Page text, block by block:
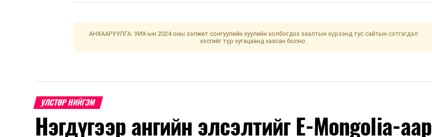
АНХААРУУЛГА: УИХ-ын 2024 оны ээлжит сонгуулийн хуулийн холбогдох заалтын хүрээнд тус сайтын сэтгэгдэл
хэсгийг түр хугацаанд хаасан болно.
УЛСТӨР НИЙГЭМ
Нэгдүгээр ангийн элсэлтийг E-Mongolia-аар